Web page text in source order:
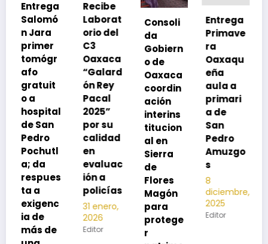
Recibe
Laborat
orio del
C3
Oaxaca
“Galard
ón Rey
Pacal
2025”
por su
calidad
en
evaluac
ión a
policías
31 enero,
2026
Editor
Consoli
da
Gobiern
o de
Oaxaca
coordin
ación
interins
titucion
al en
Sierra
de
Flores
Magón
para
protege
r
Entrega
Primave
ra
Oaxaqu
eña
aula a
primari
a de
San
Pedro
Amuzgo
s
8
diciembre,
2025
Editor
Exhorta
SSO a
vacuna
rse de
neumoc
oco
para
preveni
r la
neumon
ía
13
noviembre,
2025
Editor